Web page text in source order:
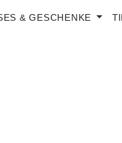
& GESCHENKE